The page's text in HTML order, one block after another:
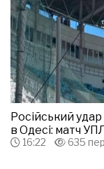
Російський
в Одесі: матч
16:22 635